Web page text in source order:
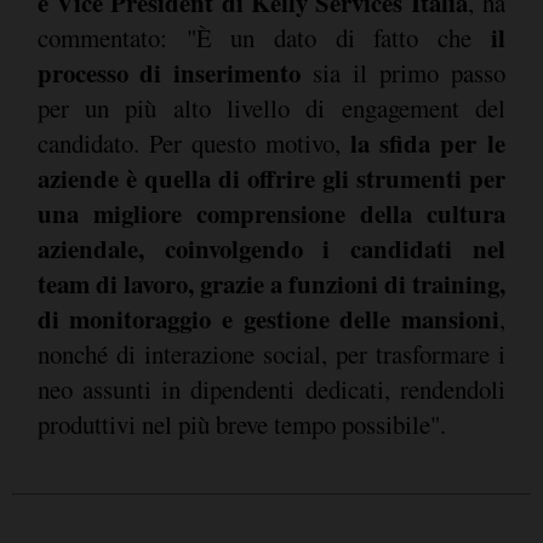
commentato: "È un dato di fatto che il
processo di inserimentosia il primo passo
per un più alto livello di engagement del
candidato. Per questo motivo, la sfida per le
aziende è quella di offrire gli strumenti per
una migliore comprensione della cultura
aziendale, coinvolgendo i candidati nel
team di lavoro, grazie a funzioni di training,
di monitoraggio e gestione delle mansioni,
nonché di interazione social, per trasformare i
neo assunti in dipendenti dedicati, rendendoli
produttivi nel più breve tempo possibile".